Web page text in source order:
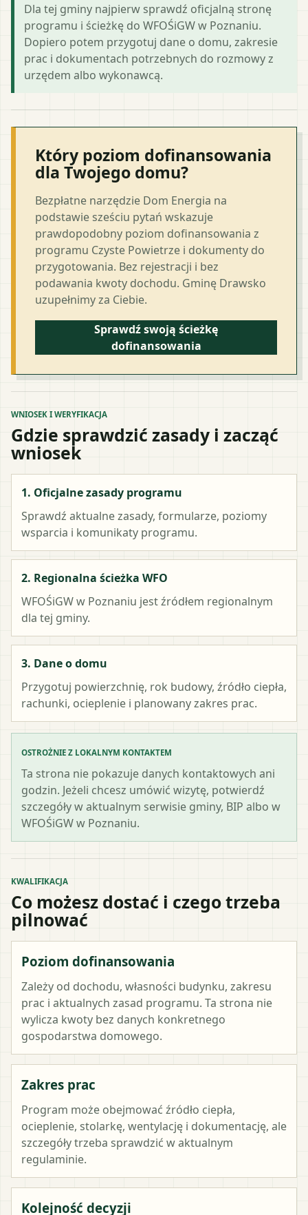
Dla tej gminy najpierw sprawdź oficjalną stronę
programu i ścieżkę do WFOŚiGW w Poznaniu.
Dopiero potem przygotuj dane o domu, zakresie
prac i dokumentach potrzebnych do rozmowy z
urzędem albo wykonawcą.
Który poziom dofinansowania
dla Twojego domu?
Bezpłatne narzędzie Dom Energia na
podstawie sześciu pytań wskazuje
prawdopodobny poziom dofinansowania z
programu Czyste Powietrze i dokumenty do
przygotowania. Bez rejestracji i bez
podawania kwoty dochodu. Gminę Drawsko
uzupełnimy za Ciebie.
Sprawdź swoją ścieżkę
dofinansowania
WNIOSEK I WERYFIKACJA
Gdzie sprawdzić zasady i zacząć
wniosek
1. Oficjalne zasady programu
Sprawdź aktualne zasady, formularze, poziomy
wsparcia i komunikaty programu.
2. Regionalna ścieżka WFO
WFOŚiGW w Poznaniu jest źródłem regionalnym
dla tej gminy.
3. Dane o domu
Przygotuj powierzchnię, rok budowy, źródło ciepła,
rachunki, ocieplenie i planowany zakres prac.
OSTROŻNIE Z LOKALNYM KONTAKTEM
Ta strona nie pokazuje danych kontaktowych ani
godzin. Jeżeli chcesz umówić wizytę, potwierdź
szczegóły w aktualnym serwisie gminy, BIP albo w
WFOŚiGW w Poznaniu.
KWALIFIKACJA
Co możesz dostać i czego trzeba
pilnować
Poziom dofinansowania
Zależy od dochodu, własności budynku, zakresu
prac i aktualnych zasad programu. Ta strona nie
wylicza kwoty bez danych konkretnego
gospodarstwa domowego.
Zakres prac
Program może obejmować źródło ciepła,
ocieplenie, stolarkę, wentylację i dokumentację, ale
szczegóły trzeba sprawdzić w aktualnym
regulaminie.
Kolejność decyzji